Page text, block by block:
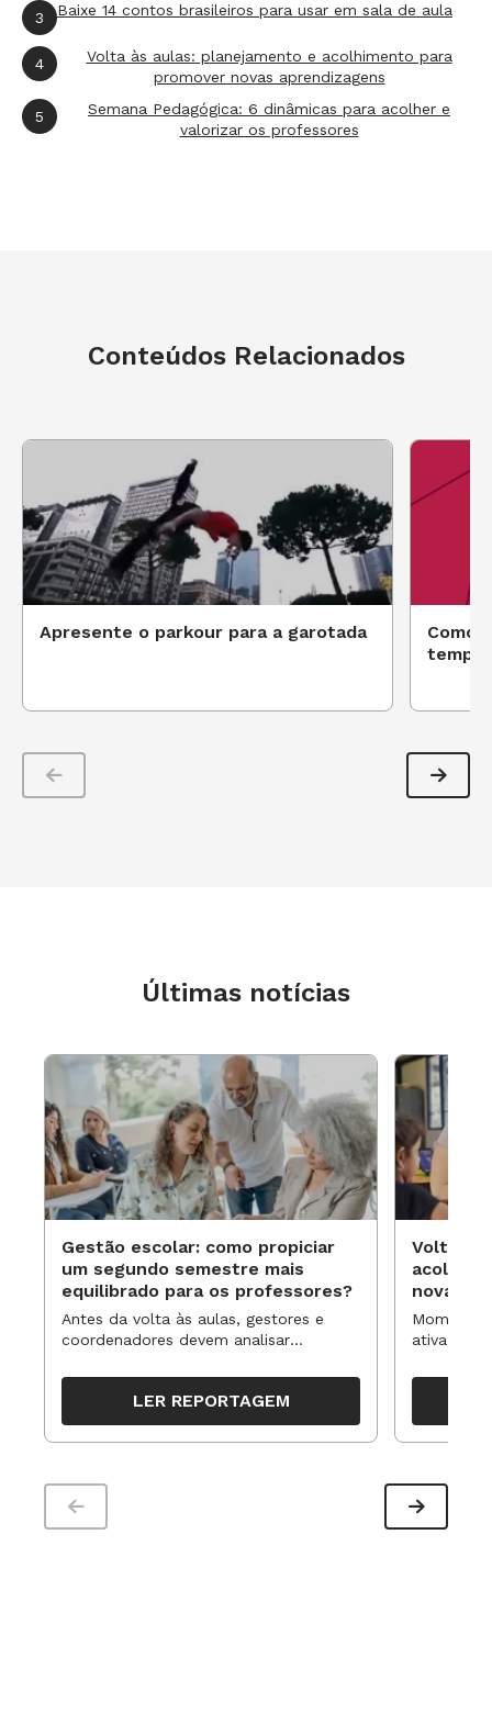
3 Baixe 14 contos brasileiros para usar em sala de aula
4
Volta às aulas: planejamento e acolhimento para
promover novas aprendizagens
5
Semana Pedagógica: 6 dinâmicas para acolher e
valorizar os professores
Conteúdos Relacionados
Apresente o parkour para a garotada
Como
Últimas notícias
Gestão escolar: como propiciar
um segundo semestre mais
equilibrado para os professores?
Antes da volta às aulas, gestores e
coordenadores devem analisar
organizar ações para orientar o
trabalho pedagógico ao longo do
período
LER REPORTAGEM
Volta às
novas
ativa
propostas